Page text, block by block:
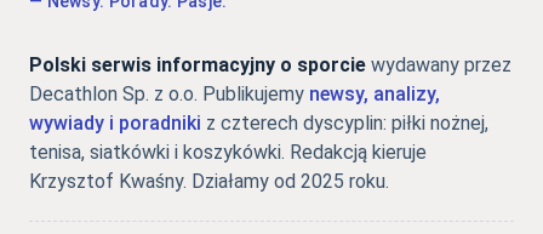
Polski serwis informacyjny o sporcie wydawany przez
Decathlon Sp. z o.o. Publikujemy newsy, analizy,
wywiady i poradniki z czterech dyscyplin: piłki nożnej,
tenisa, siatkówki i koszykówki. Redakcją kieruje
Krzysztof Kwaśny. Działamy od 2025 roku.